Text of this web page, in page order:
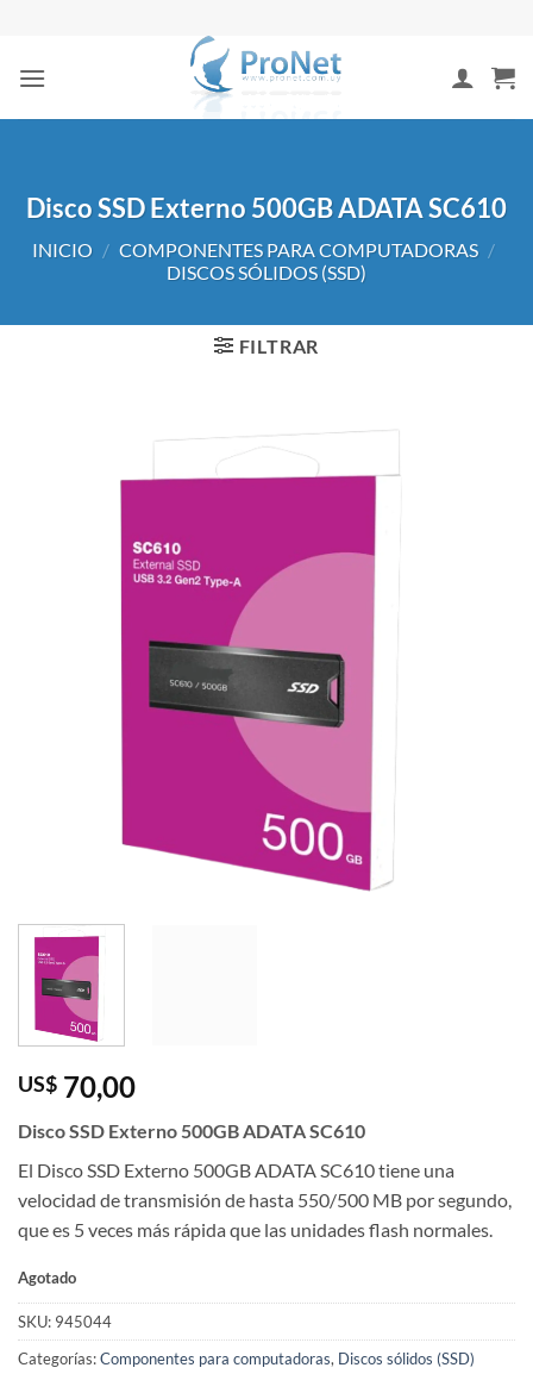
contenido
Disco SSD Externo 500GB ADATA SC610
INICIO / COMPONENTES PARA COMPUTADORAS /
DISCOS SÓLIDOS (SSD)
FILTRAR
US$ 70,00
Disco SSD Externo 500GB ADATA SC610
El Disco SSD Externo 500GB ADATA SC610 tiene una
velocidad de transmisión de hasta 550/500 MB por segundo,
que es 5 veces más rápida que las unidades flash normales.
Agotado
SKU: 945044
Categorías:Componentes para computadoras, Discos sólidos (SSD)